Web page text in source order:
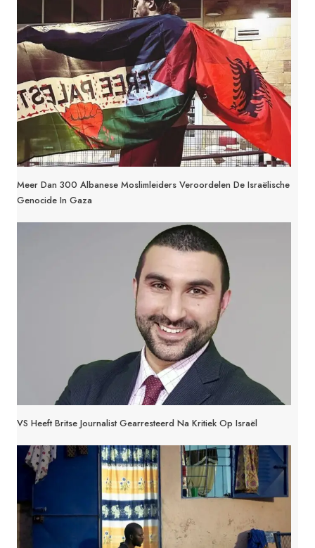
Meer Dan 300 Albanese Moslimleiders Veroordelen De Israëlische
Genocide In Gaza
VS Heeft Britse Journalist Gearresteerd Na Kritiek Op Israël